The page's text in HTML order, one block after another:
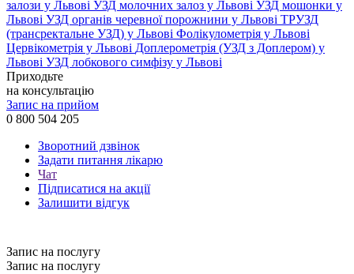
залози у Львові УЗД молочних залоз у Львові УЗД мошонки у
Львові УЗД органів черевної порожнини у Львові ТРУЗД
(трансректальне УЗД) у Львові Фолікулометрія у Львові
Цервікометрія у Львові Доплерометрія (УЗД з Доплером) у
Львові УЗД лобкового симфізу у Львові
Приходьте
на консультацію
Запис на прийом
0 800 504 205
Зворотний дзвінок
Задати питання лікарю
Чат
Підписатися на акції
Залишити відгук
Запис на послугу
Запис на послугу